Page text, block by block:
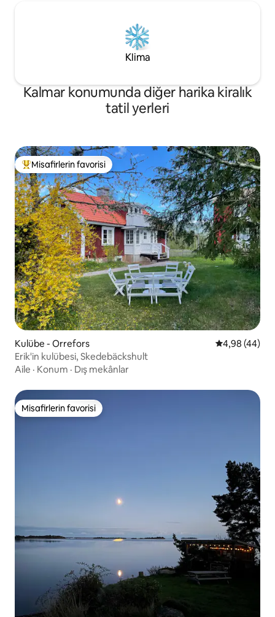
Klima
Kalmar konumunda diğer harika kiralık
tatil yerleri
Misafirlerin favorilerinden en beğenilenler arasında
Misafirlerin favorisi
Kulübe - Orrefors 5 üzerinden
4,98 (44)
Erik'in kulübesi, Skedebäckshult
Aile · Konum · Dış mekânlar
Misafirlerin favorisi
Misafirlerin favorisi